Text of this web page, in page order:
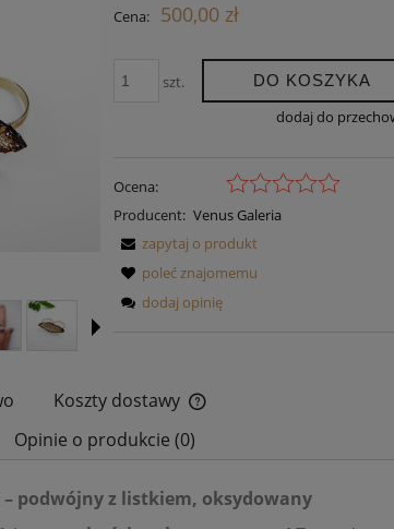
Cena: 500,00 zł
szt. DO KOSZYKA
dodaj do
Ocena:
Producent: Venus Galeria
zapytaj o produkt
poleć znajomemu
dodaj opinię
Koszty dostawy
Opinie o produkcie (0)
– podwójny z listkiem, oksydowany